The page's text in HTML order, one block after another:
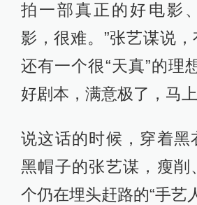
拍一部真正的好电影
影，很难。”张艺谋说
还有一个很“天真”的理
好剧本，满意极了，马上
说这话的时候，穿着黑
黑帽子的张艺谋，瘦削
个仍在埋头赶路的“手艺人